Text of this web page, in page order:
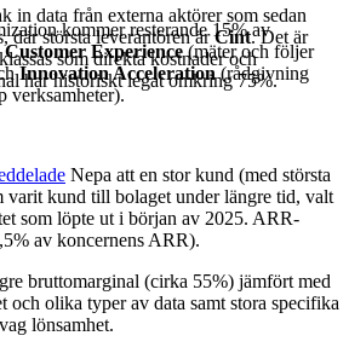
kommer resterande 15% av
Customer Experience(mäter och följer
Innovation Acceleration(rådgivning
verksamheter).
in data från externa aktörer som sedan
där största leverantören ärCint. Det är
som direkta kostnader och
har historiskt legat omkring 75%.
Nepa att en stor kund (med största
varit kund till bolaget under längre tid, valt
som löpte ut i början av 2025. ARR-
av koncernens ARR).
bruttomarginal (cirka 55%) jämfört med
och olika typer av data samt stora specifika
lönsamhet.